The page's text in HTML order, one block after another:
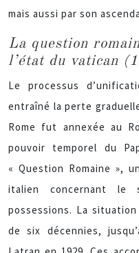
mais aussi par son
La question
l’état du vatican
Le processus
entraîné la perte
Rome fut annexée au
pouvoir temporel du
« Question Romaine »,
italien concernant
possessions. La
de six décennies,